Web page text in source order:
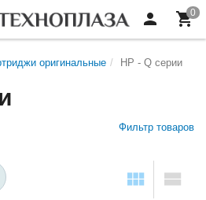
оригинальные HP - Q серии
Фильтр товаров